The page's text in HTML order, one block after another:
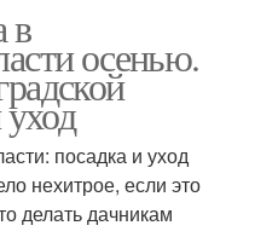
в
осенью.
посадка и уход
нехитрое, если это
делать дачникам